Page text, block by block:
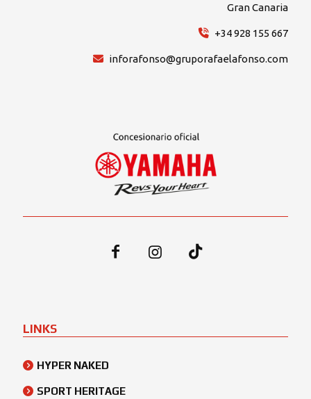
Gran Canaria
+34 928 155 667
inforafonso@gruporafaelafonso.com
LINKS
HYPER NAKED
SPORT HERITAGE